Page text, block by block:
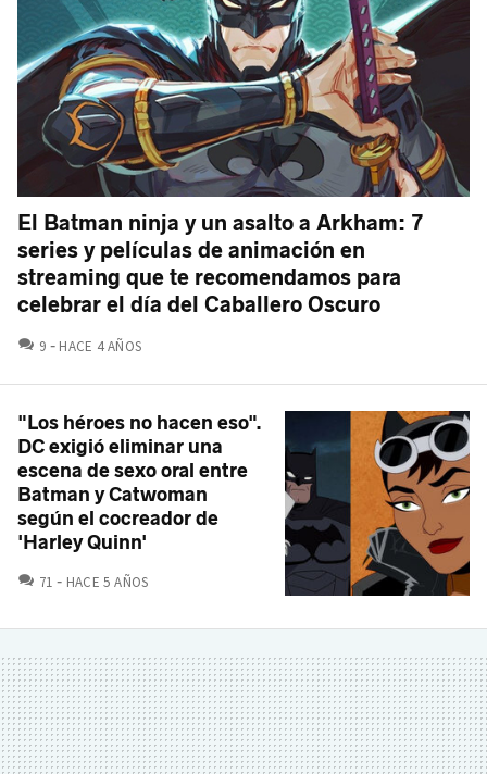
El Batman ninja y un asalto a Arkham: 7
series y películas de animación en
streaming que te recomendamos para
celebrar el día del Caballero Oscuro
9 COMENTARIOS
HACE 4 AÑOS
"Los héroes no hacen eso".
DC exigió eliminar una
escena de sexo oral entre
Batman y Catwoman
según el cocreador de
'Harley Quinn'
71 COMENTARIOS
HACE 5 AÑOS